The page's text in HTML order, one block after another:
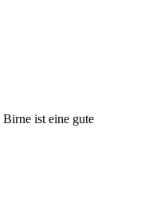
ist eine gute